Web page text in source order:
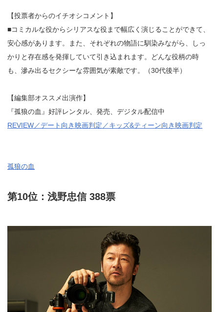
【投票者からのイチオシコメント】
■コミカルな役からシリアスな役まで幅広く演じることができて、
安心感があります。また、それぞれの物語に馴染みながら、しっ
かりと存在感を発揮していて引き込まれます。どんな役柄の時
も、滲み出るセクシーな雰囲気が素敵です。（30代後半）
【編集部オススメ出演作】
『孤狼の血』好評レンタル、発売、デジタル配信中
REVIEW／デート向き映画判定／キッズ&ティーン向き映画判定
孤狼の血
第10位：浅野忠信 388票